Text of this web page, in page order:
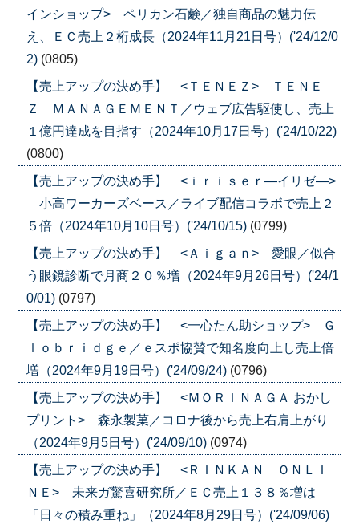
インショップ> ペリカン石鹸／独自商品の魅力伝
え、ＥＣ売上２桁成長（2024年11月21日号）('24/12/0
2) (0805)
【売上アップの決め手】 <ＴＥＮＥＺ> ＴＥＮＥ
Ｚ ＭＡＮＡＧＥＭＥＮＴ／ウェブ広告駆使し、売上
１億円達成を目指す（2024年10月17日号）('24/10/22)
(0800)
【売上アップの決め手】 <ｉｒｉｓｅｒ―イリゼ―>
小高ワーカーズベース／ライブ配信コラボで売上２
５倍（2024年10月10日号）('24/10/15) (0799)
【売上アップの決め手】 <Ａｉｇａｎ> 愛眼／似合
う眼鏡診断で月商２０％増（2024年9月26日号）('24/1
0/01) (0797)
【売上アップの決め手】 <一心たん助ショップ> Ｇ
ｌｏｂｒｉｄｇｅ／ｅスポ協賛で知名度向上し売上倍
増（2024年9月19日号）('24/09/24) (0796)
【売上アップの決め手】 <ＭＯＲＩＮＡＧＡ おかし
プリント> 森永製菓／コロナ後から売上右肩上がり
（2024年9月5日号）('24/09/10) (0974)
【売上アップの決め手】 <ＲＩＮＫＡＮ ＯＮＬＩ
ＮＥ> 未来ガ驚喜研究所／ＥＣ売上１３８％増は
「日々の積み重ね」（2024年8月29日号）('24/09/06)